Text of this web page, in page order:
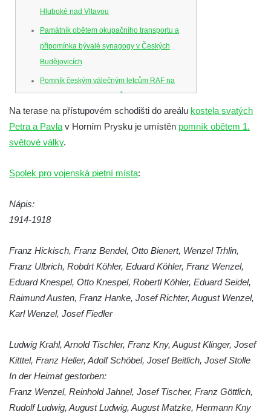
Hluboké nad Vltavou
Památník obětem okupačního transportu a
připomínka bývalé synagogy v Českých
Budějovicích
Pomník českým válečným letcům RAF na
Senovážném náměstí v Českých
Budějovicích
Pamětní deska Jana Zelenky-Hajského v
Budějovické ulici na domě čp. 19 v
Kenotaf Šimona Valhy na starém hřbitově v
Kenotaf Václava B. Hájka na starém
Pomník obětem válek na Náměstí v
Kamenném Újezdě
Kenotaf Jana Mojžiše na hřbitově ve
Velešíně
Kenotaf Josefa Jílka na hřbitově ve
Hrob Ludvíka Tůmy na hřbitově ve Velešíně
Hrob Josefa Havla na hřbitově ve Velešíně
Pomník obětem 2. světové války na hřbitově
Na terase na přístupovém schodišti do areálu kostela svatých
Petra a Pavla v Horním Prysku je umístěn pomník obětem 1.
světové války.
Spolek pro vojenská pietní místa:
Nápis:
1914-1918
Franz Hickisch, Franz Bendel, Otto Bienert, Wenzel Trhlin,
Franz Ulbrich, Robdrt Köhler, Eduard Köhler, Franz Wenzel,
Eduard Knespel, Otto Knespel, Robertl Köhler, Eduard Seidel,
Raimund Austen, Franz Hanke, Josef Richter, August Wenzel,
Karl Wenzel, Josef Fiedler
Ludwig Krahl, Arnold Tischler, Franz Kny, August Klinger, Josef
Kitttel, Franz Heller, Adolf Schöbel, Josef Beitlich, Josef Stolle
In der Heimat gestorben:
Franz Wenzel, Reinhold Jahnel, Josef Tischer, Franz Göttlich,
Rudolf Ludwig, August Ludwig, August Matzke, Hermann Kny